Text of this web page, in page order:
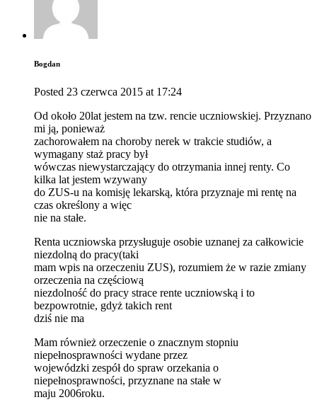
Bogdan
Posted 23 czerwca 2015 at 17:24
Od około 20lat jestem na tzw. rencie uczniowskiej. Przyznano
mi ją, ponieważ
zachorowałem na choroby nerek w trakcie studiów, a
wymagany staż pracy był
wówczas niewystarczający do otrzymania innej renty. Co
kilka lat jestem wzywany
do ZUS-u na komisję lekarską, która przyznaje mi rentę na
czas określony a więc
nie na stałe.
Renta uczniowska przysługuje osobie uznanej za całkowicie
niezdolną do pracy(taki
mam wpis na orzeczeniu ZUS), rozumiem że w razie zmiany
orzeczenia na częściową
niezdolność do pracy strace rente uczniowską i to
bezpowrotnie, gdyż takich rent
dziś nie ma
Mam również orzeczenie o znacznym stopniu
niepełnosprawności wydane przez
wojewódzki zespół do spraw orzekania o
niepełnosprawności, przyznane na stałe w
maju 2006roku.